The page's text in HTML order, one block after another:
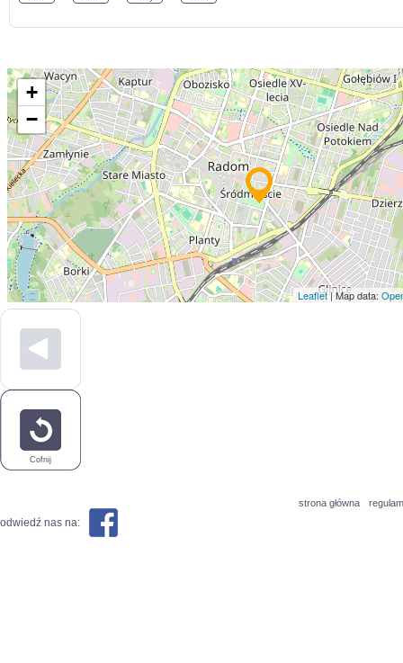
+
−
Leaflet| Map data:
Cofnij
strona główna
odwiedź nas na: